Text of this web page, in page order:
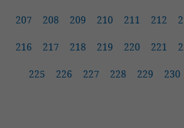
207 208 209 210 211 212
216 217 218 219 220 221
225 226 227 228 229 230